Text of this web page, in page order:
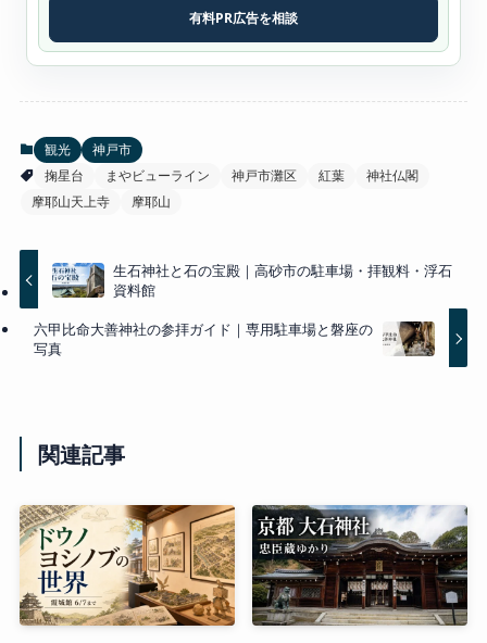
有料PR広告を相談
観光
神戸市
掬星台
まやビューライン 神戸市灘区 紅葉
神社仏閣
摩耶山天上寺
摩耶山
生石神社と石の宝殿｜高砂市の駐車場・拝観料・浮石
資料館
六甲比命大善神社の参拝ガイド｜専用駐車場と磐座の
写真
関連記事